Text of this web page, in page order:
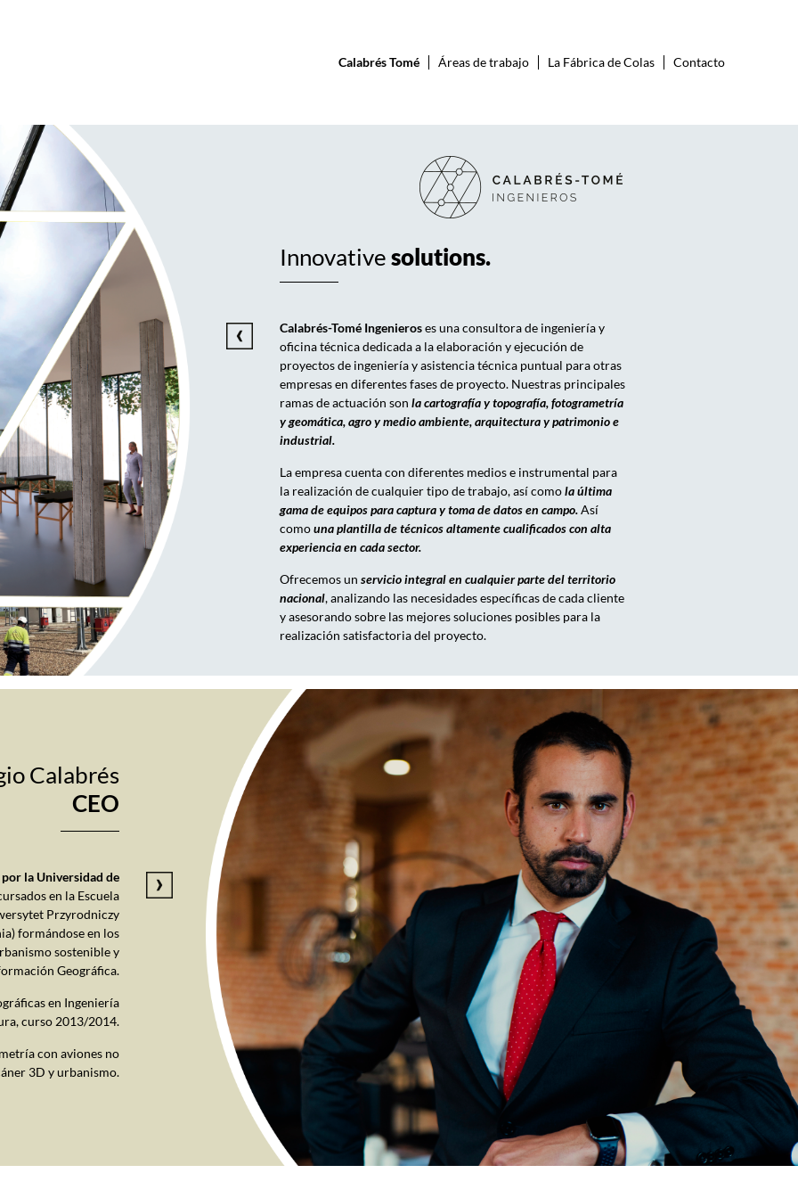
Calabrés Tomé Áreas de trabajo La Fábrica de Colas Contacto
Innovativesolutions.
Calabrés-Tomé Ingenieroses una consultora de ingeniería y
oficina técnica dedicada a la elaboración y ejecución de
proyectos de ingeniería y asistencia técnica puntual para otras
empresas en diferentes fases de proyecto. Nuestras principales
ramas de actuación son la cartografía y topografía, fotogrametría
y geomática, agro y medio ambiente, arquitectura y patrimonio e
industrial.
La empresa cuenta con diferentes medios e instrumental para
la realización de cualquier tipo de trabajo, así comola última
gama de equipos para captura y toma de datos en campo.Así
comouna plantilla de técnicos altamente cualificados con alta
experiencia en cada sector.
Ofrecemos un servicio integral en cualquier parte del territorio
nacional, analizando las necesidades específicas de cada cliente
y asesorando sobre las mejores soluciones posibles para la
realización satisfactoria del proyecto.
Calabrés
CEO
la Universidad de
en la Escuela
Przyrodniczy
formándose en los
sostenible y
Geográfica.
en Ingeniería
curso 2013/2014.
con aviones no
3D y urbanismo.